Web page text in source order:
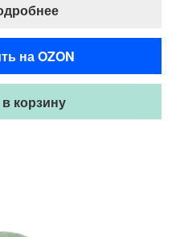
на OZON
корзину